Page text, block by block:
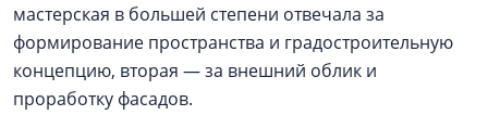
мастерская в большей степени отвечала за
формирование пространства и градостроительную
концепцию, вторая — за внешний облик и
проработку фасадов.